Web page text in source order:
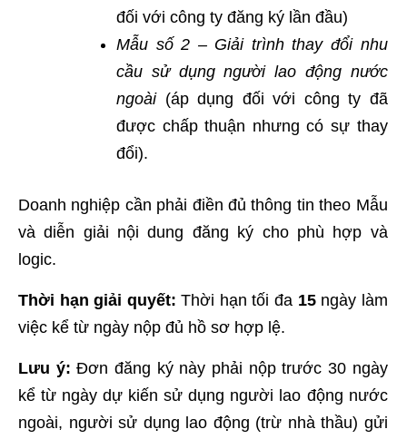
đối với công ty đăng ký lần đầu)
Mẫu số 2 – Giải trình thay đổi nhu
cầu sử dụng người lao động nước
ngoài (áp dụng đối với công ty đã
được chấp thuận nhưng có sự thay
đổi).
Doanh nghiệp cần phải điền đủ thông tin theo Mẫu
và diễn giải nội dung đăng ký cho phù hợp và
logic.
Thời hạn giải quyết: Thời hạn tối đa 15 ngày làm
việc kể từ ngày nộp đủ hồ sơ hợp lệ.
Lưu ý: Đơn đăng ký này phải nộp trước 30 ngày
kể từ ngày dự kiến sử dụng người lao động nước
ngoài, người sử dụng lao động (trừ nhà thầu) gửi